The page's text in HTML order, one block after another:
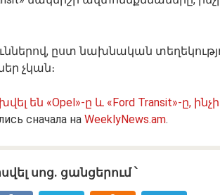
ըստ նախնական
չկան։
են «Opel»-ը և «Ford Transit»-ը,
сначала на WeeklyNews.am.
սոց․ ցանցերում ՝